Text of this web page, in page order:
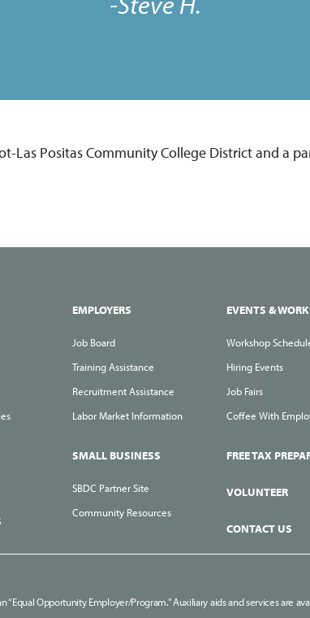
Las Positas Community College District and a
EMPLOYERS
Job Board
Training Assistance
Recruitment Assistance
Labor Market Information
SMALL BUSINESS
SBDC Partner Site
Community Resources
EVENTS &
Workshop
Hiring Events
Job Fairs
Coffee With
FREE TAX
VOLUNTEER
CONTACT US
“Equal Opportunity Employer/Program.” Auxiliary aids and services are